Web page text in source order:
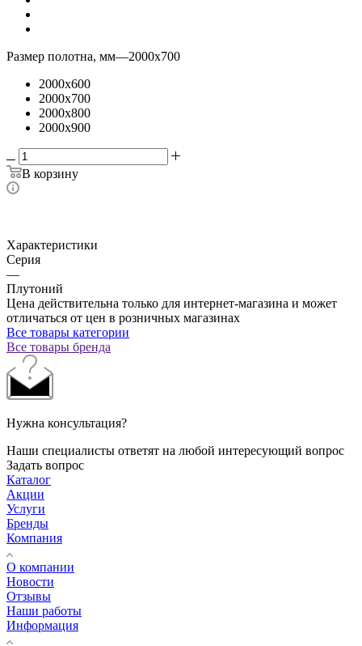
Размер полотна, мм—2000x700
2000x600
2000x700
2000x800
2000x900
В корзину
Характеристики
Серия
—
Плутоний
Цена действительна только для интернет-магазина и может
отличаться от цен в розничных магазинах
Все товары категории
Все товары бренда
Нужна консультация?
Наши специалисты ответят на любой интересующий вопрос
Задать вопрос
Каталог
Акции
Услуги
Бренды
Компания
О компании
Новости
Отзывы
Наши работы
Информация